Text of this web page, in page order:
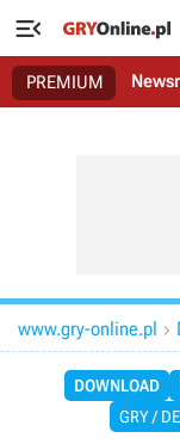

PREMIUM
www.gry-online.pl 
DOWNLOAD
GRY /